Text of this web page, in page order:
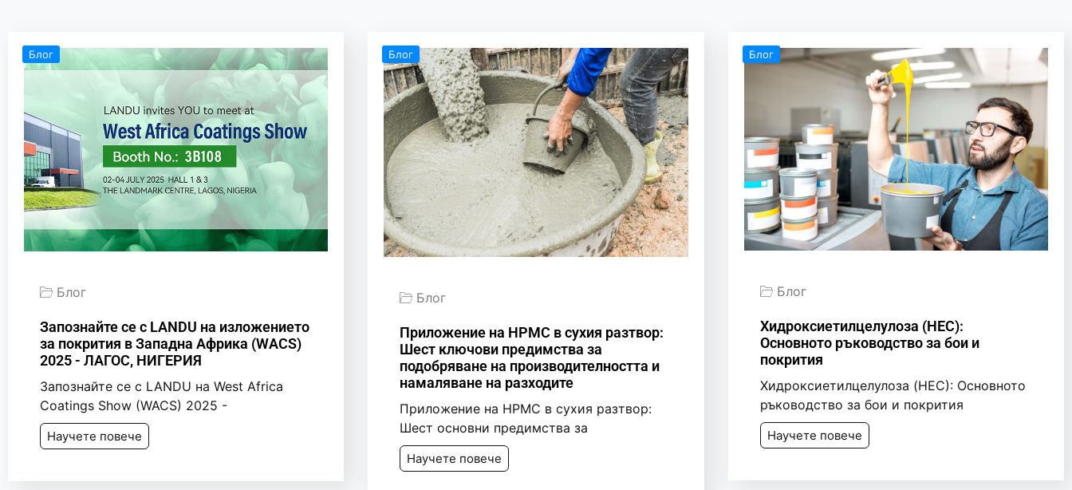
Блог
Блог
Запознайте се с LANDU на изложението
за покрития в Западна Африка (WACS)
2025 - ЛАГОС, НИГЕРИЯ
Запознайте се с LANDU на West Africa
Coatings Show (WACS) 2025 -
Научете повече
Блог
Блог
Приложение на HPMC в сухия разтвор:
Шест ключови предимства за
подобряване на производителността и
намаляване на разходите
Приложение на HPMC в сухия разтвор:
Шест основни предимства за
Научете повече
Блог
Блог
Хидроксиетилцелулоза (HEC):
Основното ръководство за бои и
покрития
Хидроксиетилцелулоза (HEC): Основното
ръководство за бои и покрития
Научете повече